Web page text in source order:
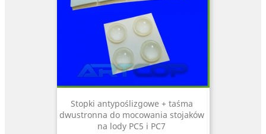
Stopki antypoślizgowe + taśma
dwustronna do mocowania stojaków
na lody PC5 i PC7